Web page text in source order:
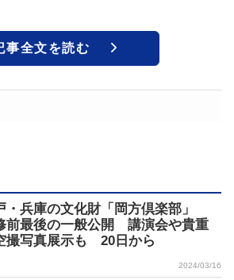
事全文を読む
・兵庫の文化財「岡方倶楽部」
前最後の一般公開 講演会や貴重
撮写真展示も 20日から
2024/03/16